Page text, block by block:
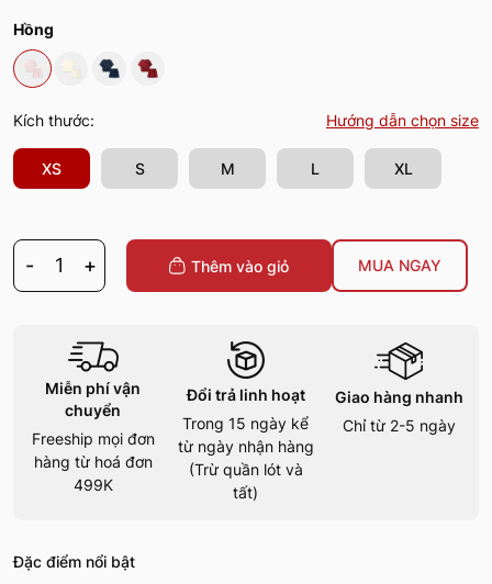
Hồng
Kích thước: Hướng dẫn chọn size
XS S M L XL
- 1 + Thêm vào giỏ MUA NGAY
Miễn phí vận
chuyển
Freeship mọi đơn
hàng từ hoá đơn
499K
Đổi trả linh hoạt
Trong 15 ngày kể
từ ngày nhận hàng
(Trừ quần lót và
tất)
Giao hàng nhanh
Chỉ từ 2-5 ngày
Đặc điểm nổi bật